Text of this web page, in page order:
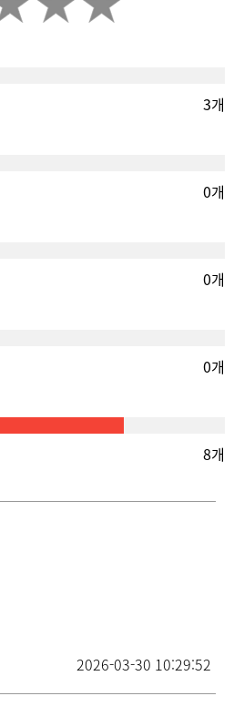
3개
0개
0개
0개
8개
2026-03-30 10:29:52